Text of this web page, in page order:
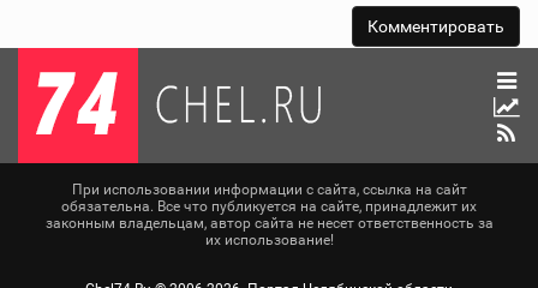
При использовании информации с сайта, ссылка на сайт
обязательна. Все что публикуется на сайте, принадлежит их
законным владельцам, автор сайта не несет ответственность за
их использование!